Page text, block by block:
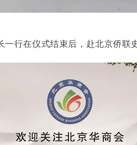
一行在仪式结束后，赴北京侨联